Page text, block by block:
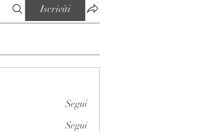
Iscriviti
Segui
Segui